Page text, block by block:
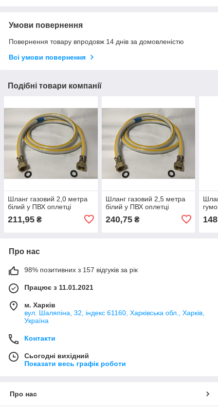
Умови повернення
Повернення товару впродовж 14 днів за домовленістю
Всі умови повернення
Подібні товари компанії
Шланг газовий 2,0 метра
білий у ПВХ оплетці
211,95 ₴
Шланг газовий 2,5 метра
білий у ПВХ оплетці
240,75₴
Про нас
98% позитивних з 157 відгуків за рік
Працює з 11.01.2021
м. Харків
вул. Шаляпіна, 32, індекс 61160, Харківська обл., Харків,
Україна
Контакти
Сьогодні вихідний
Показати весь графік роботи
Про нас